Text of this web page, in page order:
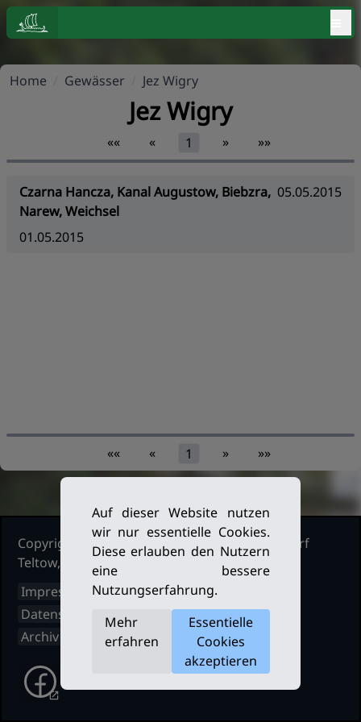
Home Gewässer Jez Wigry
Jez Wigry
«« « 1 » »»
Czarna Hancza, Kanal Augustow, Biebzra,
Narew, Weichsel
05.05.2015
01.05.2015
«« « 1 » »»
Copyright Ruderclub Kleinmachnow Stahnsdorf
Teltow, 2026. Alle Rechte vorbehalten.
Impressum
Datenschutz
Archiv
Auf dieser Website nutzen
wir nur essentielle Cookies.
Diese erlauben den Nutzern
eine bessere
Nutzungserfahrung.
Mehr
erfahren
Essentielle
Cookies
akzeptieren